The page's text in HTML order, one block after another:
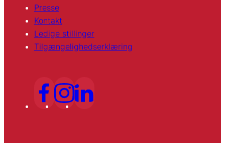
Presse
Kontakt
Ledige stillinger
Tilgængelighedserklæring